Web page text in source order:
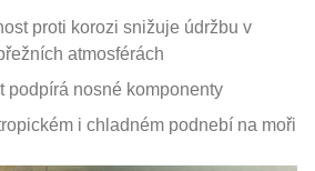
proti korozi snižuje údržbu v
atmosférách
podpírá nosné komponenty
i chladném podnebí na moři